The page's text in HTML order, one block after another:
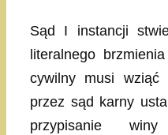
Sąd I instancji
literalnego brzmienia
cywilny musi wziąć
przez sąd karny
przypisanie